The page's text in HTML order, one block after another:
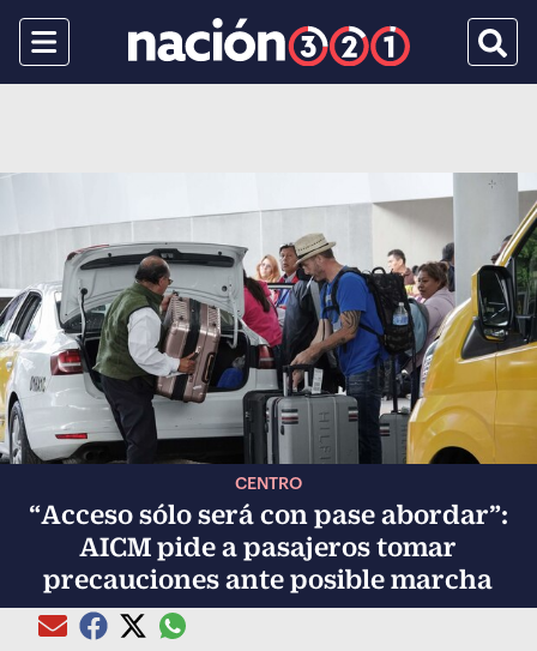
Menu
CENTRO
“Acceso sólo será con pase abordar”:
AICM pide a pasajeros tomar
precauciones ante posible marcha
Compartir el artículo actual mediante Email
Compartir el artículo actual mediante Facebook
Compartir el artículo actual mediante Twitter
Compartir el artículo actual mediante